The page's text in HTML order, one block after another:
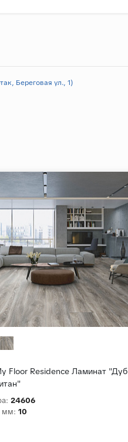
Береговая ул., 1)
Floor Residence Ламинат "Дуб
24606
мм: 10